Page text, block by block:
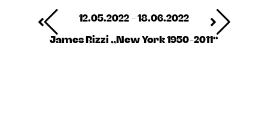
12.05.2022 - 18.06.2022
James Rizzi „New York 1950-2011“